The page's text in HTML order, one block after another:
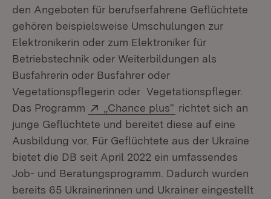
den Angeboten für berufserfahrene Geflüchtete
gehören beispielsweise Umschulungen zur
Elektronikerin oder zum Elektroniker für
Betriebstechnik oder Weiterbildungen als
Busfahrerin oder Busfahrer oder
Vegetationspflegerin oder Vegetationspfleger.
Das Programm
Extern:
„Chance plus“ (Öffnet in neuem
richtet sich an
junge Geflüchtete und bereitet diese auf eine
Ausbildung vor. Für Geflüchtete aus der Ukraine
bietet die DB seit April 2022 ein umfassendes
Job- und Beratungsprogramm. Dadurch wurden
bereits 65 Ukrainerinnen und Ukrainer eingestellt